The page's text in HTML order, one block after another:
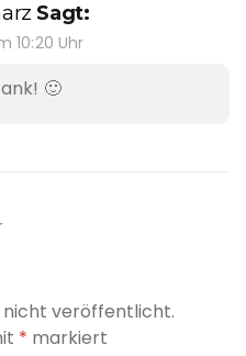
Sagt:
10:20 Uhr
🙂
nicht veröffentlicht.
* markiert